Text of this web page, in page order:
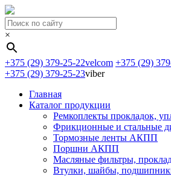
×
+375 (29) 379-25-22velcom +375 (29)
+375 (29) 379-25-23viber
Главная
Каталог продукции
Ремкоплекты прокладок,
Фрикционные и стальные
Тормозные ленты АКПП
Поршни АКПП
Масляные фильтры,
Втулки, шайбы,